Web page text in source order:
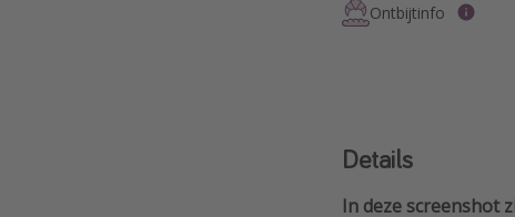
Ontbijtinfo
Details
In deze screenshot